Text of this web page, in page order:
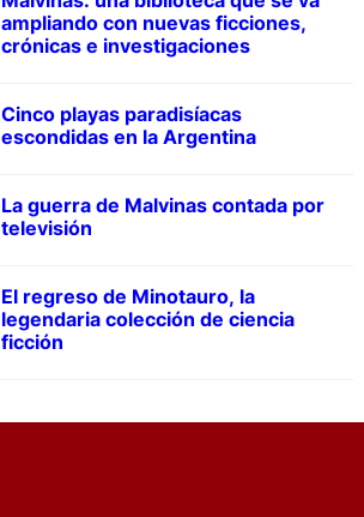
ampliando con nuevas ficciones,
crónicas e investigaciones
Cinco playas paradisíacas
escondidas en la Argentina
La guerra de Malvinas contada por
televisión
El regreso de Minotauro, la
legendaria colección de ciencia
ficción